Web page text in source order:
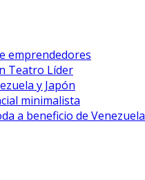
emprendedores
Teatro Líder
y Japón
minimalista
a beneficio de Venezuela